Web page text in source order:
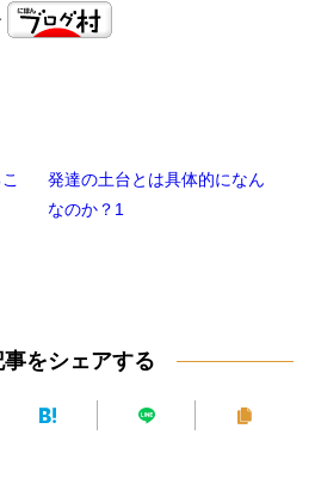
発達の土台とは具体的になん
なのか？1
事をシェアする